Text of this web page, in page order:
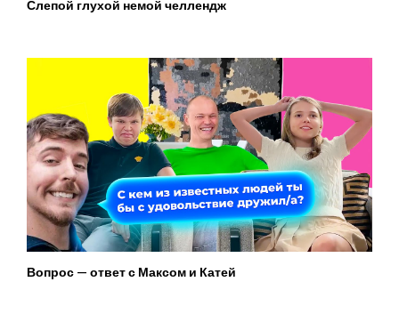
Слепой глухой немой челлендж
Вопрос — ответ с Максом и Катей